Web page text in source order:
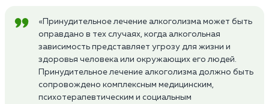
«Принудительное лечение алкоголизма может быть
оправдано в тех случаях, когда алкогольная
зависимость представляет угрозу для жизни и
здоровья человека или окружающих его людей.
Принудительное лечение алкоголизма должно быть
сопровождено комплексным медицинским,
психотерапевтическим и социальным